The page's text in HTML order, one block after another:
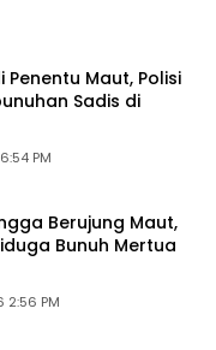
Maut, Polisi
Sadis di
PM
Berujung Maut,
Bunuh Mertua
PM